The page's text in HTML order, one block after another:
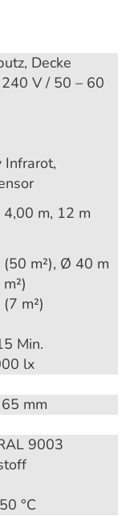
Decke
V / 50 – 60
Infrarot,
m, 12 m
m²), Ø 40 m
m²)
Min.
lx
mm
9003
°C